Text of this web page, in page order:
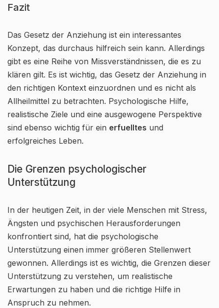
Fazit
Das Gesetz der Anziehung ist ein interessantes
Konzept, das durchaus hilfreich sein kann. Allerdings
gibt es eine Reihe von Missverständnissen, die es zu
klären gilt. Es ist wichtig, das Gesetz der Anziehung in
den richtigen Kontext einzuordnen und es nicht als
Allheilmittel zu betrachten. Psychologische Hilfe,
realistische Ziele und eine ausgewogene Perspektive
sind ebenso wichtig für ein erfuelltes und
erfolgreiches Leben.
Die Grenzen psychologischer
Unterstützung
In der heutigen Zeit, in der viele Menschen mit Stress,
Ängsten und psychischen Herausforderungen
konfrontiert sind, hat die psychologische
Unterstützung einen immer größeren Stellenwert
gewonnen. Allerdings ist es wichtig, die Grenzen dieser
Unterstützung zu verstehen, um realistische
Erwartungen zu haben und die richtige Hilfe in
Anspruch zu nehmen.